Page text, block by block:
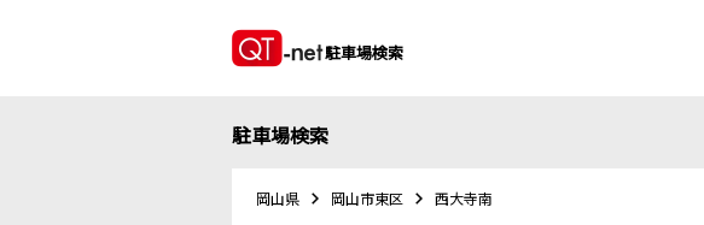
駐車場検索
駐車場検索
岡山県 岡山市東区 西大寺南